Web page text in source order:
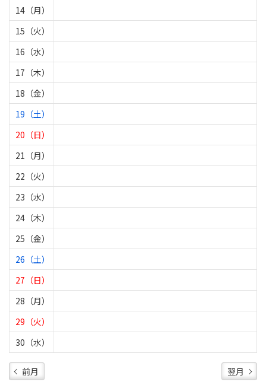
14（月）
15（火）
16（水）
17（木）
18（金）
19（土）
20（日）
21（月）
22（火）
23（水）
24（木）
25（金）
26（土）
27（日）
28（月）
29（火）
30（水）
前月 翌月